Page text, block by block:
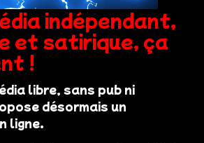
indépendant,
et satirique, ça
!
libre, sans pub ni
désormais un
ligne.